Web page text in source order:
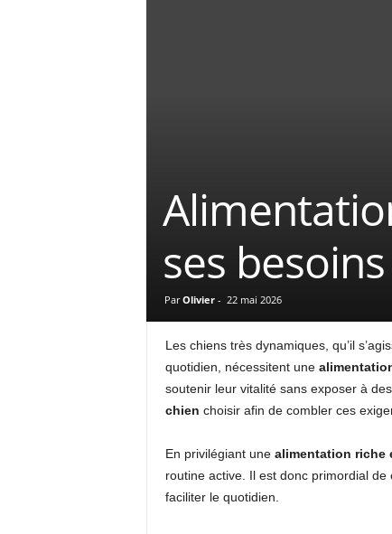
ses
Par Olivier- 22 mai 2026
Les chiens très dynamiques, qu’il
quotidien, nécessitent une
soutenir leur vitalité sans exposer à
chien choisir afin de combler ces
En privilégiant une alimentation riche
routine active. Il est donc primordial
faciliter le quotidien.